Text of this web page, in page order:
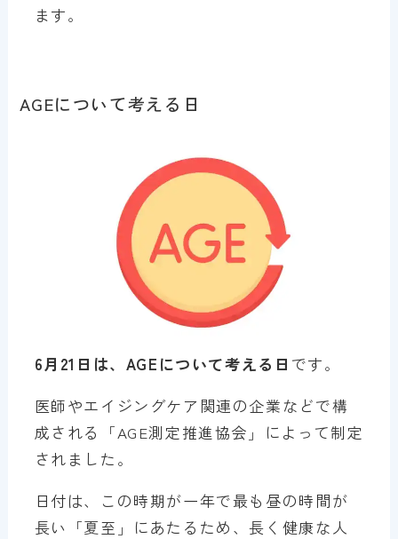
ます。
AGEについて考える日
6月21日は、AGEについて考える日 です。
医師やエイジングケア関連の企業などで構
成される「AGE測定推進協会」によって制定
されました。
日付は、この時期が一年で最も昼の時間が
長い「夏至」にあたるため、長く健康な人